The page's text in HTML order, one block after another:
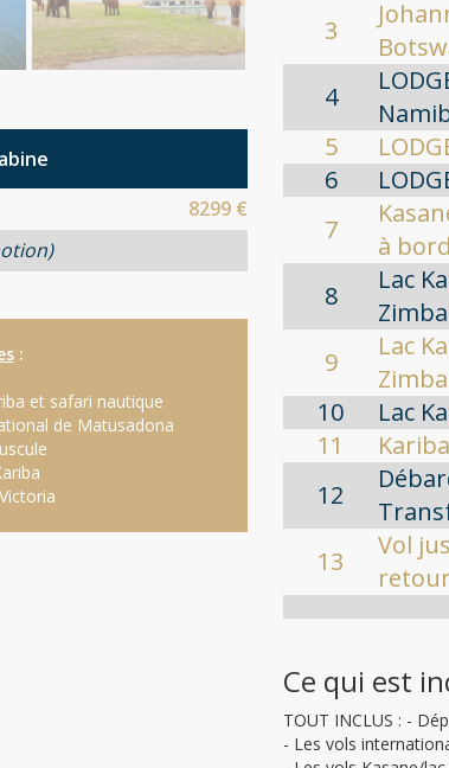
3
4
5
6
7
à bord
8
Lac
9
Lac
10
Lac
11
12
13
Vol
Ce qui est
TOUT INCLUS : -
- Les vols
8299 €
:
et safari nautique
de Matusadona